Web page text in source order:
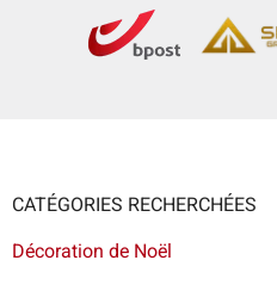
CATÉGORIES RECHERCHÉES
Décoration de Noël